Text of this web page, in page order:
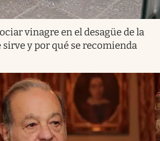
vinagre en el desagüe de la
sirve y por qué se recomienda